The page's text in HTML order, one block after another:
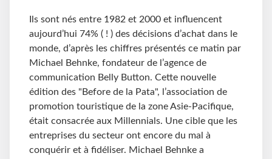
Ils sont nés entre 1982 et 2000 et influencent
aujourd’hui 74% ( ! ) des décisions d’achat dans le
monde, d’après les chiffres présentés ce matin par
Michael Behnke, fondateur de l’agence de
communication Belly Button. Cette nouvelle
édition des "Before de la Pata", l’association de
promotion touristique de la zone Asie-Pacifique,
était consacrée aux Millennials. Une cible que les
entreprises du secteur ont encore du mal à
conquérir et à fidéliser. Michael Behnke a